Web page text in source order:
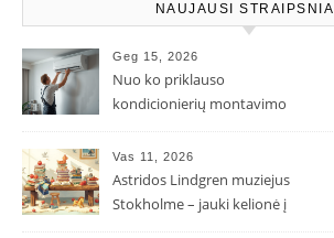
NAUJAUSI STRAIPSNIAI
Geg 15, 2026
Nuo ko priklauso
kondicionierių montavimo
Vas 11, 2026
Astridos Lindgren muziejus
Stokholme – jauki kelionė į